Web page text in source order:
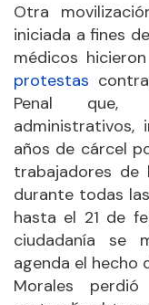
Otra
iniciada a fines
médicos
protestas
Penal que,
años de cárcel
trabajadores de
durante todas
hasta el 21 de
ciudadanía se
agenda el hecho
Morales